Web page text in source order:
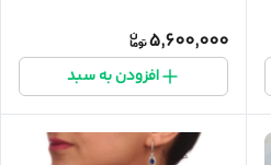
5,600,000
افزودن به سبد